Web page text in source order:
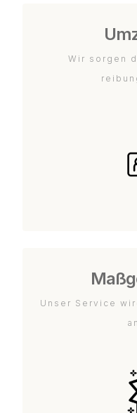
Wir sorgen
Unser Service